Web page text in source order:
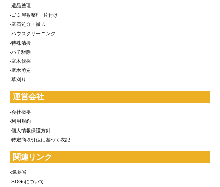
-遺品整理
-ゴミ屋敷整理･片付け
-庭石処分・撤去
-ハウスクリーニング
-特殊清掃
-ハチ駆除
-庭木伐採
-庭木剪定
-草刈り
運営会社
-会社概要
-利用規約
-個人情報保護方針
-特定商取引法に基づく表記
関連リンク
-環境省
-SDGsについて